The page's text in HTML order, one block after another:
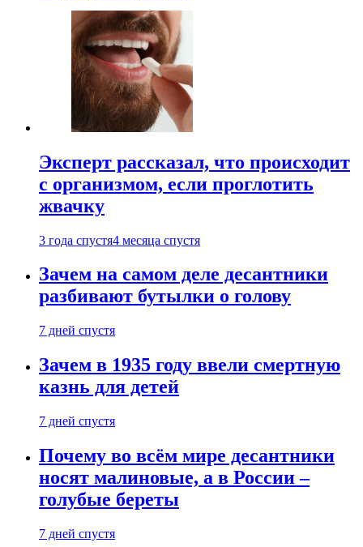
Эксперт рассказал, что происходит
с организмом, если проглотить
жвачку
3 года спустя4 месяца спустя
Зачем на самом деле десантники
разбивают бутылки о голову
7 дней спустя
Зачем в 1935 году ввели смертную
казнь для детей
7 дней спустя
Почему во всём мире десантники
носят малиновые, а в России –
голубые береты
7 дней спустя